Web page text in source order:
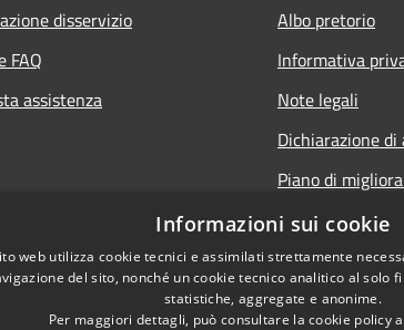
disservizio
FAQ
assistenza
Albo pretorio
Informativa
Note legali
Dichiarazione
Piano di
Informazioni sui cookie
web utilizza cookie tecnici e assimilati strettamente
del sito, nonché un cookie tecnico analitico al solo
statistiche, aggregate e anonime.
Per maggiori dettagli, può consultare la cookie policy